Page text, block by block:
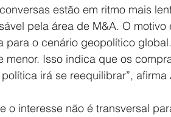
estão em ritmo mais
pela área de M&A. O
para o cenário geopolítico
menor. Isso indica que os
irá se reequilibrar”, afirma
o interesse não é transversal